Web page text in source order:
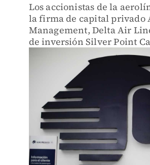
Los accionistas de la
la firma de capital privado
Management, Delta Air
de inversión Silver Point